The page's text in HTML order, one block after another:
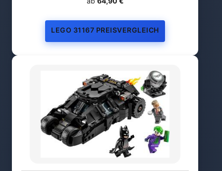
LEGO 31167 PREISVERGLEICH